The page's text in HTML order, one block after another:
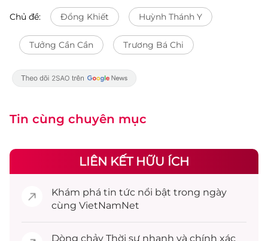
Chủ đề: Đổng Khiết Huỳnh Thánh Y
Tưởng Cần Cần Trương Bá Chi
Tin cùng chuyên mục
LIÊN KẾT HỮU ÍCH
Khám phá tin tức nổi bật trong ngày
cùng VietNamNet
Dòng chảy Thời sự nhanh và chính xác